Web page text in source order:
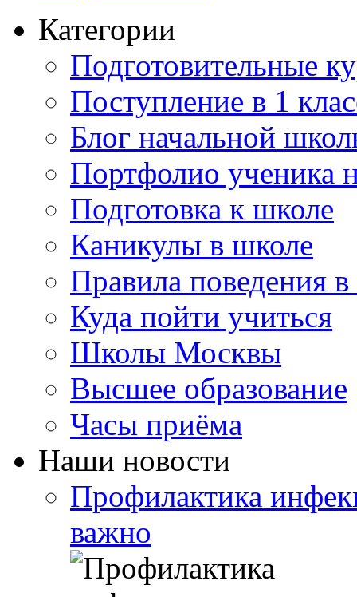
Категории
Подготовительные
Поступление в 1
Блог начальной
Портфолио ученика
Подготовка к школе
Каникулы в школе
Правила поведения
Куда пойти учиться
Школы Москвы
Высшее образование
Часы приёма
Наши новости
Профилактика
важно